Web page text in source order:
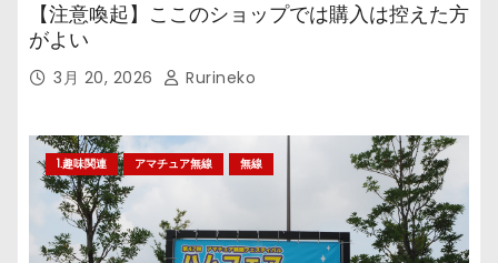
【注意喚起】ここのショップでは購入は控えた方
がよい
3月 20, 2026 Rurineko
1.趣味関連 アマチュア無線 無線